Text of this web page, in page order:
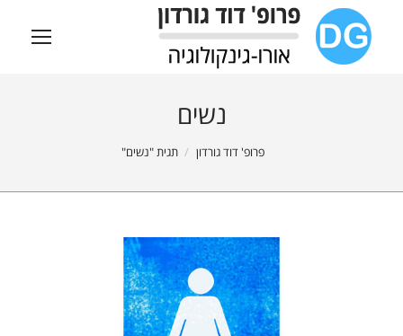
נשים
פרופ' דוד גורדון תגית "נשים"